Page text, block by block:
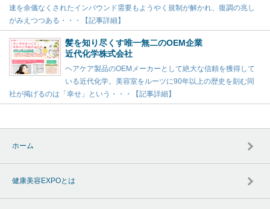
速を余儀なくされたインバウンド需要もようやく規制が解かれ、復調の兆し
がみえつつある・・・【記事詳細】
髪を知り尽くす唯一無二のOEM企業
近代化学株式会社
ヘアケア製品のOEMメーカーとして絶大な信頼を獲得して
いる近代化学。美容室をルーツに90年以上の歴史を刻む同
社が掲げるのは「幸せ」という・・・【記事詳細】
ホーム
健康美容EXPOとは